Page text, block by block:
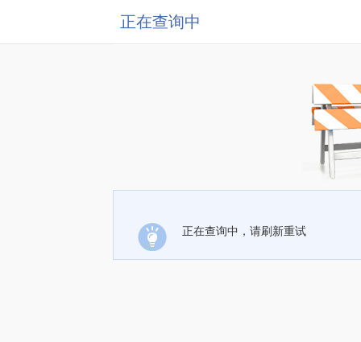
正在查询中
正在查询中，请刷新重试